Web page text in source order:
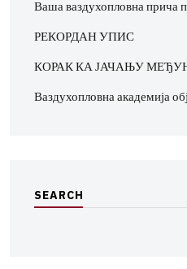
Ваша ваздухопловна прича
РЕКОРДАН УПИС
КОРАК КА ЈАЧАЊУ
Ваздухопловна академија
SEARCH